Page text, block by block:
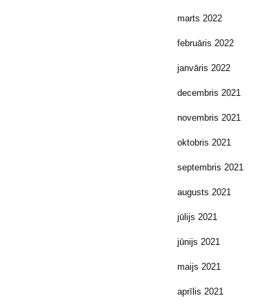
marts 2022
februāris 2022
janvāris 2022
decembris 2021
novembris 2021
oktobris 2021
septembris 2021
augusts 2021
jūlijs 2021
jūnijs 2021
maijs 2021
aprīlis 2021